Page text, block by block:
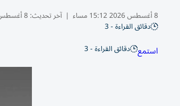
8 أغسطس 2026 15:12 مساء | آخر تحديث:8 أغسطس 15:29 2026
دقائق القراءة - 3
استمع دقائق القراءة - 3